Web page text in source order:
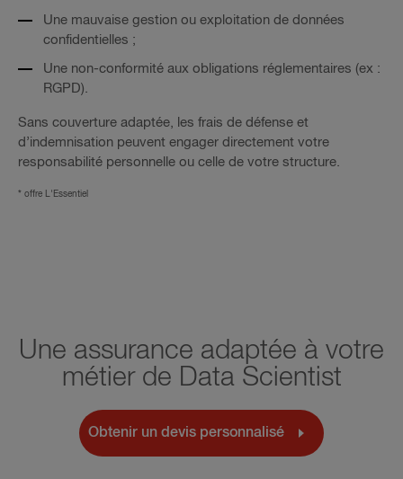
Une mauvaise gestion ou exploitation de données
confidentielles ;
Une non-conformité aux obligations réglementaires (ex :
RGPD).
Sans couverture adaptée, les frais de défense et
d’indemnisation peuvent engager directement votre
responsabilité personnelle ou celle de votre structure.
* offre L'Essentiel
Une assurance adaptée à votre
métier de Data Scientist
Obtenir un devis personnalisé